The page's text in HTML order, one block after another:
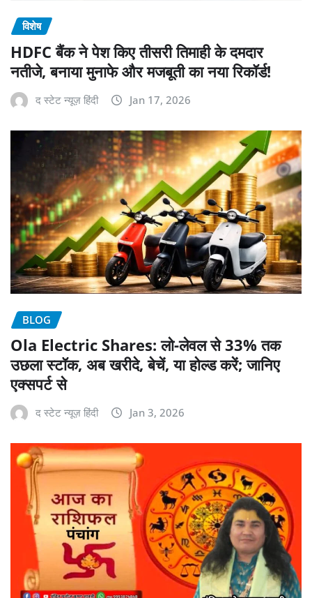
विशेष
HDFC बैंक ने पेश किए तीसरी तिमाही के दमदार
नतीजे, बनाया मुनाफे और मजबूती का नया रिकॉर्ड!
द स्टेट न्यूज़ हिंदी Jan 17, 2026
BLOG
Ola Electric Shares: लो-लेवल से 33% तक
उछला स्टॉक, अब खरीदे, बेचें, या होल्ड करें; जानिए
एक्सपर्ट से
द स्टेट न्यूज़ हिंदी Jan 3, 2026